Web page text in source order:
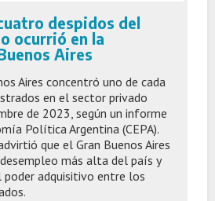
despidos del
ocurrió en la
Aires
Aires concentró uno de cada
en el sector privado
de 2023, según un informe
Política Argentina (CEPA).
que el Gran Buenos Aires
más alta del país y
poder adquisitivo entre los